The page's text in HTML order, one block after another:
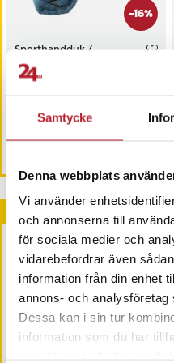
Samtycke
Denna webbplats
Vi använder
och annonserna till
för sociala medier och
vidarebefordrar även
information från din enhet
annons- och
Dessa kan i sin tur
information som du har
-16%
Sporthandduk /
Gymhandduk i
snabbtorkande microfiber
109 krTidigare pris
I lager, levereras inom 1-2
Andra köpte också